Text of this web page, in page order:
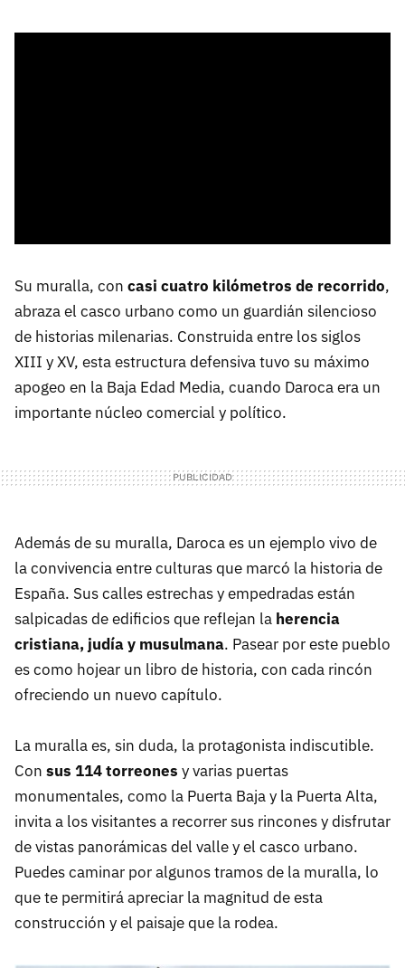
Su muralla, con casi cuatro kilómetros de recorrido,
abraza el casco urbano como un guardián silencioso
de historias milenarias. Construida entre los siglos
XIII y XV, esta estructura defensiva tuvo su máximo
apogeo en la Baja Edad Media, cuando Daroca era un
importante núcleo comercial y político.
Además de su muralla, Daroca es un ejemplo vivo de
la convivencia entre culturas que marcó la historia de
España. Sus calles estrechas y empedradas están
salpicadas de edificios que reflejan la herencia
cristiana, judía y musulmana. Pasear por este pueblo
es como hojear un libro de historia, con cada rincón
ofreciendo un nuevo capítulo.
La muralla es, sin duda, la protagonista indiscutible.
Con sus 114 torreones y varias puertas
monumentales, como la Puerta Baja y la Puerta Alta,
invita a los visitantes a recorrer sus rincones y disfrutar
de vistas panorámicas del valle y el casco urbano.
Puedes caminar por algunos tramos de la muralla, lo
que te permitirá apreciar la magnitud de esta
construcción y el paisaje que la rodea.